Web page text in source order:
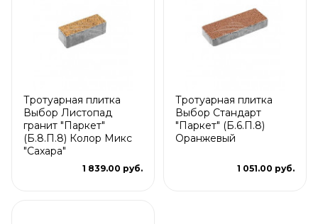
Тротуарная плитка
Выбор Листопад
гранит "Паркет"
(Б.8.П.8) Колор Микс
"Сахара"
1 839.00 руб.
Тротуарная плитка
Выбор Стандарт
"Паркет" (Б.6.П.8)
Оранжевый
1 051.00 руб.